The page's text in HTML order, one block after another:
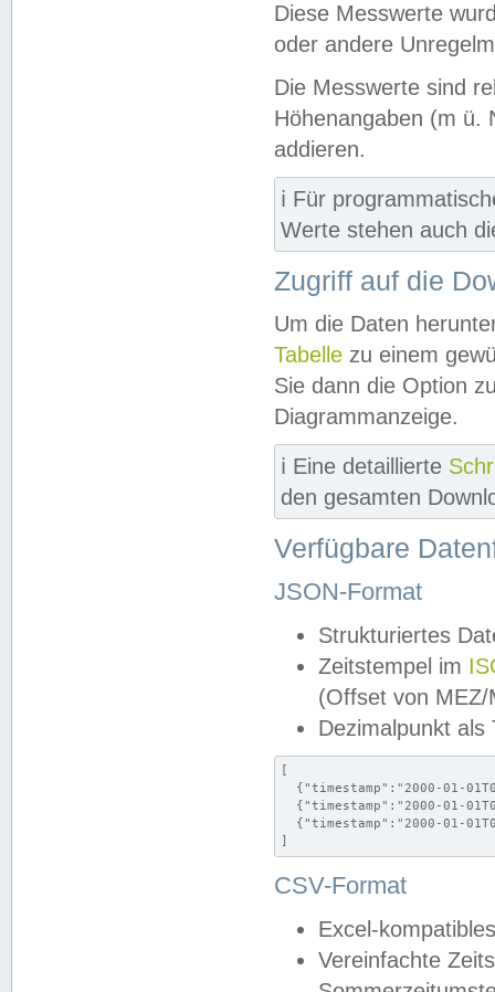
Diese Messwerte
oder andere
Die Messwerte sind
Höhenangaben (m ü.
addieren.
ℹ️ Für
Werte stehen auch
Zugriff auf die
Um die Daten
Tabelle zu einem
Sie dann die Option
Diagrammanzeige.
ℹ️ Eine detaillierte
den gesamten
Verfügbare
JSON-Format
Strukturiertes
Zeitstempel im
(Offset von MEZ/
Dezimalpunkt als
[
{"timestamp":"2000-01-
{"timestamp":"2000-01-
{"timestamp":"2000-01-
]
CSV-Format
Excel-
Vereinfachte